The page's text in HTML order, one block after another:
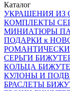
Каталог
УКРАШЕНИЯ ИЗ
КОМПЛЕКТЫ
МИНИАТЮРЫ
ПОДАРКИ к
СЕРЬГИ
КОЛЬЦА
КУЛОНЫ И
БРАСЛЕТЫ